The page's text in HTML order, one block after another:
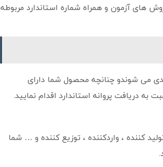
های آزمون و همراه شماره استاندارد مربوطه
می شوندو چنانچه محصول شما دارای
دریافت پروانه استاندارد اقدام نمایید.
کننده ، واردکننده ، توزیع کننده و … شما